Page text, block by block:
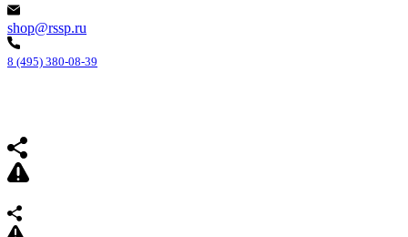
shop@rssp.ru
8 (495) 380-08-39